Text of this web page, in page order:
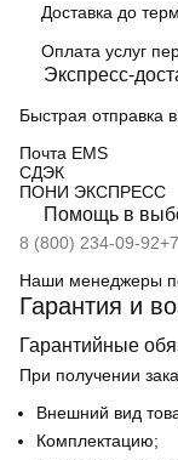
Доставка до
Оплата услуг
Экспресс-
Быстрая отправка
Почта EMS
СДЭК
ПOНИ ЭКСПРЕСС
Помощь в
8 (800) 234-09-92
Наши менеджеры
Гарантия и
Гарантийные
При получении
Внешний вид
Комплектацию;